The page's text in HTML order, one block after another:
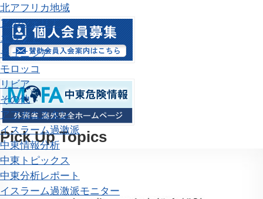
北アフリカ地域
アルジェリア
エジプト
チュニジア
モロッコ
リビア
その他
アフガニスタン
イスラーム過激派
中東情報分析
中東トピックス
中東分析レポート
イスラーム過激派モニター
Pick Up Topics